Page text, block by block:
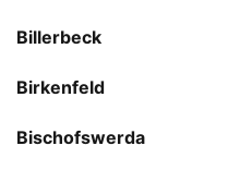
Billerbeck
Birkenfeld
Bischofswerda